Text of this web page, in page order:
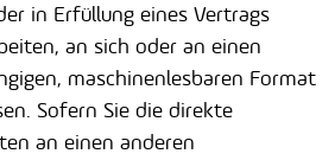
in Erfüllung eines Vertrags
an sich oder an einen
maschinenlesbaren Format
Sofern Sie die direkte
an einen anderen